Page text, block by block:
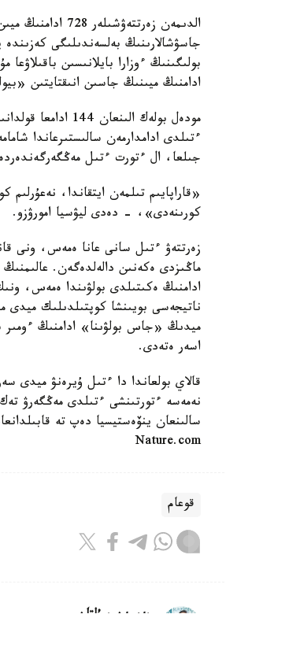
الدىمەن
جاسۋشالارىنىڭ بەلسەندىلىگى
بولىگىنىڭ ءوزارا بايلانىسىن
ادامنىڭ ميىنىڭ جاسىن انىقتايتىن
مودەل بولەك
ءتىلدى ادامدارمەن سالىستىرعاندا
جىلعا، ال ءتورت ءتىل مەڭگەرگەندەردە 13 جىلعا دەيىن جەتكەن.
«قاراپايىم تىلمەن ايتقاندا،
كورىنەدى»، - دەدى ليۋسيا امورۋزو.
زەرتتەۋ ءتىل سانى عانا ەمەس، ونى
ماڭىزدى ەكەنىن دالەلدەگەن.
ادامنىڭ ەكىتىلدى بولۋىندا ەمەس،
ناتيجەسى بويىنشا كوپتىلدىلىك ميدى
ميدىڭ «جاس بولۋىنا» ادامنىڭ ءومىر
اسەر ەتەدى.
قالاي بولعاندا دا ءتىل ۇيرەنۋ
نەمەسە ءتورتىنشى ءتىلدى مەڭگەرۋ
سالىنعان ينۆەستيسيا دەپ تە
Nature.com
قوعام
بەيسەن سۇلتان